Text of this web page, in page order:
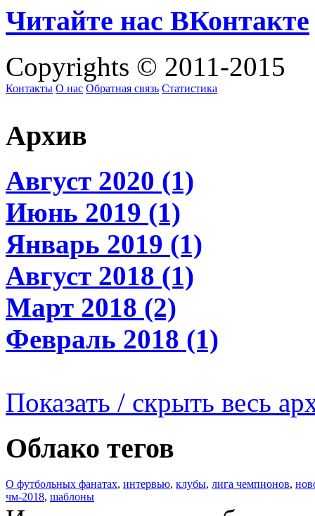
Читайте нас ВКонтакте
Copyrights © 2011-2015
Контакты О нас Обратная связь Статистика
Архив
Август 2020 (1)
Июнь 2019 (1)
Январь 2019 (1)
Август 2018 (1)
Март 2018 (2)
Февраль 2018 (1)
Показать / скрыть весь
Облако тегов
О футбольных фанатах, интервью, клубы, лига чемпионов,
чм-2018, шаблоны